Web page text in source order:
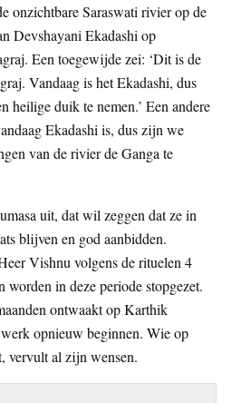
onzichtbare Saraswati rivier op de
Devshayani Ekadashi op
Een toegewijde zei: ‘Dit is de
Vandaag is het Ekadashi, dus
heilige duik te nemen.’ Een andere
Ekadashi is, dus zijn we
van de rivier de Ganga te
uit, dat wil zeggen dat ze in
blijven en god aanbidden.
Vishnu volgens de rituelen 4
worden in deze periode stopgezet.
ontwaakt op Karthik
opnieuw beginnen. Wie op
vervult al zijn wensen.